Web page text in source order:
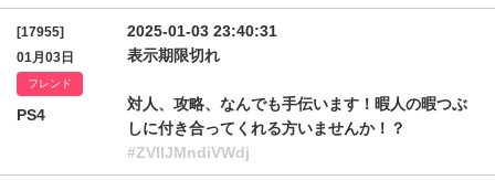
[17955]
01月03日
フレンド
PS4
2025-01-03 23:40:31
表示期限切れ
対人、攻略、なんでも手伝います！暇人の暇つぶ
しに付き合ってくれる方いませんか！？
#ZVllJMndiVWdj